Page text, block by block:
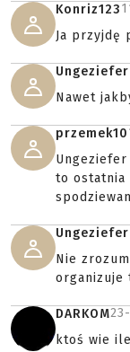
Konriz123
Ja przyjdę
Ungeziefer
Nawet
przemek10
to ostatnia
Ungeziefer
Nie
organizuje
DARKOM
ktoś wie